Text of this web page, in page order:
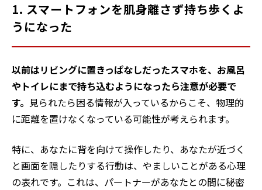
1. スマートフォンを肌身離さず持ち歩くよ
うになった
以前はリビングに置きっぱなしだったスマホを、お風呂
やトイレにまで持ち込むようになったら注意が必要で
す。 見られたら困る情報が入っているからこそ、物理的
に距離を置けなくなっている可能性が考えられます。
特に、あなたに背を向けて操作したり、あなたが近づく
と画面を隠したりする行動は、やましいことがある心理
の表れです。これは、パートナーがあなたとの間に秘密